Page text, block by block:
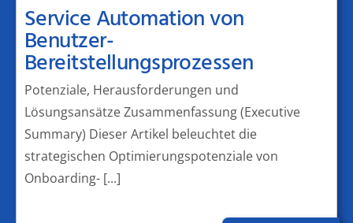
Service Automation von
Benutzer-
Bereitstellungsprozessen
Potenziale, Herausforderungen und
Lösungsansätze Zusammenfassung (Executive
Summary) Dieser Artikel beleuchtet die
strategischen Optimierungspotenziale von
Onboarding- [...]